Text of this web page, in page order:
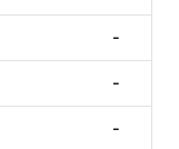
-
-
-